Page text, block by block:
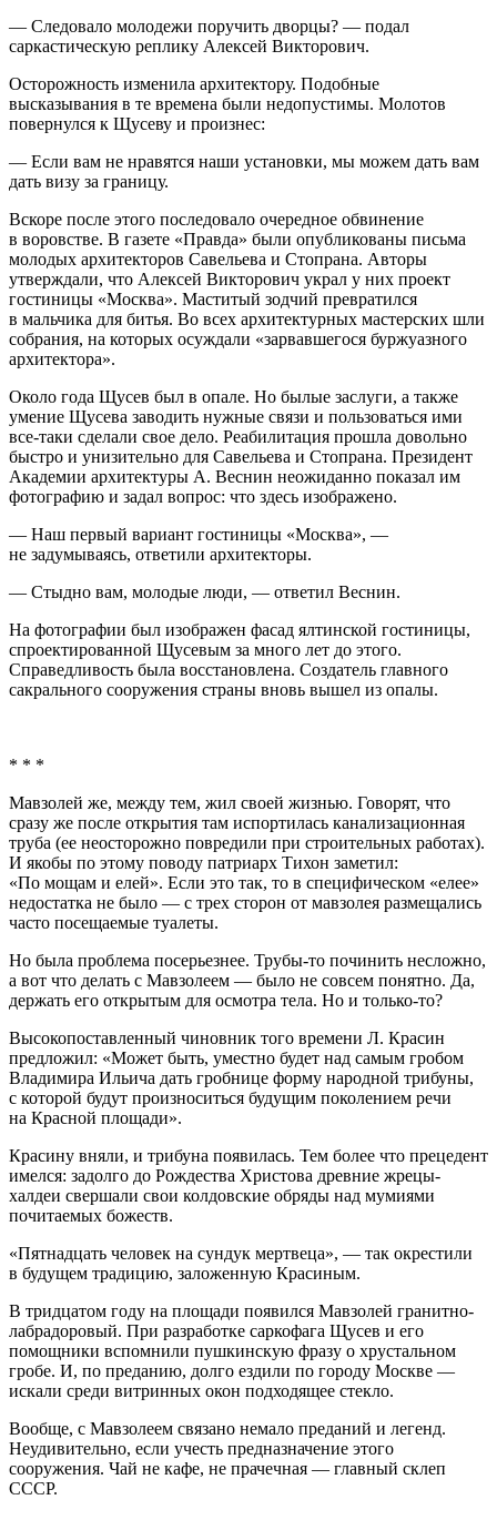
— Следовало молодежи поручить дворцы? — подал
саркастическую реплику Алексей Викторович.
Осторожность изменила архитектору. Подобные
высказывания в те времена были недопустимы. Молотов
повернулся к Щусеву и произнес:
— Если вам не нравятся наши установки, мы можем дать вам
дать визу за границу.
Вскоре после этого последовало очередное обвинение
в воровстве. В газете «Правда» были опубликованы письма
молодых архитекторов Савельева и Стопрана. Авторы
утверждали, что Алексей Викторович украл у них проект
гостиницы «Москва». Маститый зодчий превратился
в мальчика для битья. Во всех архитектурных мастерских шли
собрания, на которых осуждали «зарвавшегося буржуазного
архитектора».
Около года Щусев был в опале. Но былые заслуги, а также
умение Щусева заводить нужные связи и пользоваться ими
все-таки сделали свое дело. Реабилитация прошла довольно
быстро и унизительно для Савельева и Стопрана. Президент
Академии архитектуры А. Веснин неожиданно показал им
фотографию и задал вопрос: что здесь изображено.
— Наш первый вариант гостиницы «Москва», —
не задумываясь, ответили архитекторы.
— Стыдно вам, молодые люди, — ответил Веснин.
На фотографии был изображен фасад ялтинской гостиницы,
спроектированной Щусевым за много лет до этого.
Справедливость была восстановлена. Создатель главного
сакрального сооружения страны вновь вышел из опалы.
* * *
Мавзолей же, между тем, жил своей жизнью. Говорят, что
сразу же после открытия там испортилась канализационная
труба (ее неосторожно повредили при строительных работах).
И якобы по этому поводу патриарх Тихон заметил:
«По мощам и елей». Если это так, то в специфическом «елее»
недостатка не было — с трех сторон от мавзолея размещались
часто посещаемые туалеты.
Но была проблема посерьезнее. Трубы-то починить несложно,
а вот что делать с Мавзолеем — было не совсем понятно. Да,
держать его открытым для осмотра тела. Но и только-то?
Высокопоставленный чиновник того времени Л. Красин
предложил: «Может быть, уместно будет над самым гробом
Владимира Ильича дать гробнице форму народной трибуны,
с которой будут произноситься будущим поколением речи
на Красной площади».
Красину вняли, и трибуна появилась. Тем более что прецедент
имелся: задолго до Рождества Христова древние жрецы-
халдеи свершали свои колдовские обряды над мумиями
почитаемых божеств.
«Пятнадцать человек на сундук мертвеца», — так окрестили
в будущем традицию, заложенную Красиным.
В тридцатом году на площади появился Мавзолей гранитно-
лабрадоровый. При разработке саркофага Щусев и его
помощники вспомнили пушкинскую фразу о хрустальном
гробе. И, по преданию, долго ездили по городу Москве —
искали среди витринных окон подходящее стекло.
Вообще, с Мавзолеем связано немало преданий и легенд.
Неудивительно, если учесть предназначение этого
сооружения. Чай не кафе, не прачечная — главный склеп
СССР.